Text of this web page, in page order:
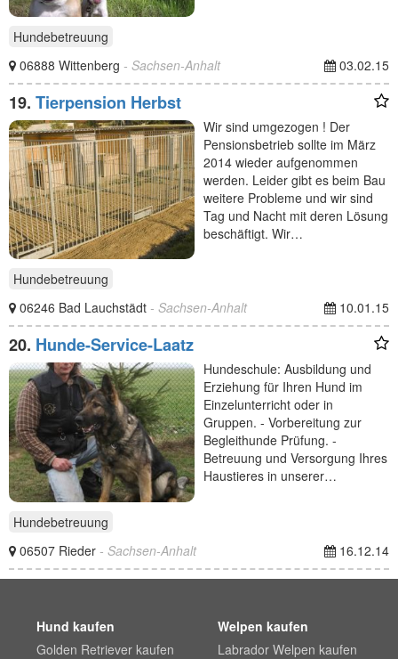
Hundebetreuung
06888 Wittenberg - Sachsen-Anhalt 03.02.15
19. Tierpension Herbst
Wir sind umgezogen ! Der
Pensionsbetrieb sollte im März
2014 wieder aufgenommen
werden. Leider gibt es beim Bau
weitere Probleme und wir sind
Tag und Nacht mit deren Lösung
beschäftigt. Wir…
Hundebetreuung
06246 Bad Lauchstädt - Sachsen-Anhalt 10.01.15
20. Hunde-Service-Laatz
Hundeschule: Ausbildung und
Erziehung für Ihren Hund im
Einzelunterricht oder in
Gruppen. - Vorbereitung zur
Begleithunde Prüfung. -
Betreuung und Versorgung Ihres
Haustieres in unserer…
Hundebetreuung
06507 Rieder - Sachsen-Anhalt 16.12.14
Hund kaufen
Golden Retriever kaufen
Welpen kaufen
Labrador Welpen kaufen